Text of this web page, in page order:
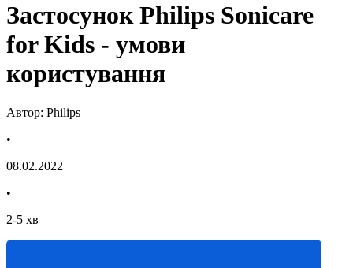
Застосунок Philips Sonicare
for Kids - умови
користування
Автор: Philips
•
08.02.2022
•
2-5 хв